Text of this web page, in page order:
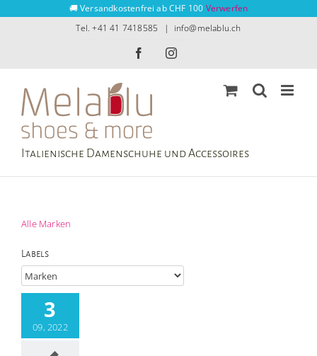
🚚 Versandkostenfrei ab CHF 100 Verwerfen
Tel. +41 41 7418585 | info@melablu.ch
FacebookInstagram
Italienische Damenschuhe und Accessoires
3
09, 2022
Alle Marken
Labels